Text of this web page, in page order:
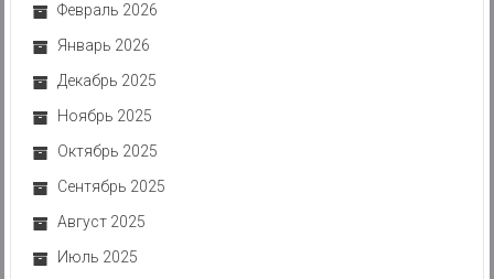
Февраль 2026
Январь 2026
Декабрь 2025
Ноябрь 2025
Октябрь 2025
Сентябрь 2025
Август 2025
Июль 2025